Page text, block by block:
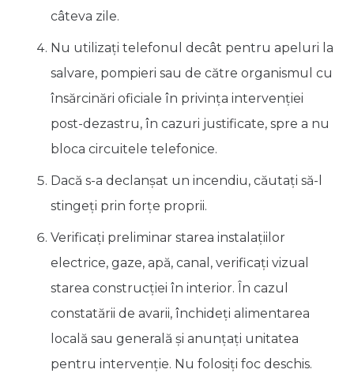
câteva zile.
Nu utilizaţi telefonul decât pentru apeluri la
salvare, pompieri sau de către organismul cu
însărcinări oficiale în privinţa intervenţiei
post-dezastru, în cazuri justificate, spre a nu
bloca circuitele telefonice.
Dacă s-a declanşat un incendiu, căutaţi să-l
stingeţi prin forţe proprii.
Verificaţi preliminar starea instalaţiilor
electrice, gaze, apă, canal, verificaţi vizual
starea construcţiei în interior. În cazul
constatării de avarii, închideţi alimentarea
locală sau generală şi anunţaţi unitatea
pentru intervenţie. Nu folosiţi foc deschis.